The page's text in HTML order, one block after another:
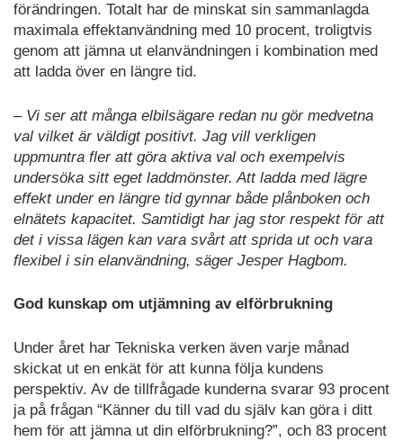
förändringen. Totalt har de minskat sin sammanlagda
maximala effektanvändning med 10 procent, troligtvis
genom att jämna ut elanvändningen i kombination med
att ladda över en längre tid.
– Vi ser att många elbilsägare redan nu gör medvetna
val vilket är väldigt positivt. Jag vill verkligen
uppmuntra fler att göra aktiva val och exempelvis
undersöka sitt eget laddmönster. Att ladda med lägre
effekt under en längre tid gynnar både plånboken och
elnätets kapacitet. Samtidigt har jag stor respekt för att
det i vissa lägen kan vara svårt att sprida ut och vara
flexibel i sin elanvändning, säger Jesper Hagbom.
God kunskap om utjämning av elförbrukning
Under året har Tekniska verken även varje månad
skickat ut en enkät för att kunna följa kundens
perspektiv. Av de tillfrågade kunderna svarar 93 procent
ja på frågan “Känner du till vad du själv kan göra i ditt
hem för att jämna ut din elförbrukning?”, och 83 procent